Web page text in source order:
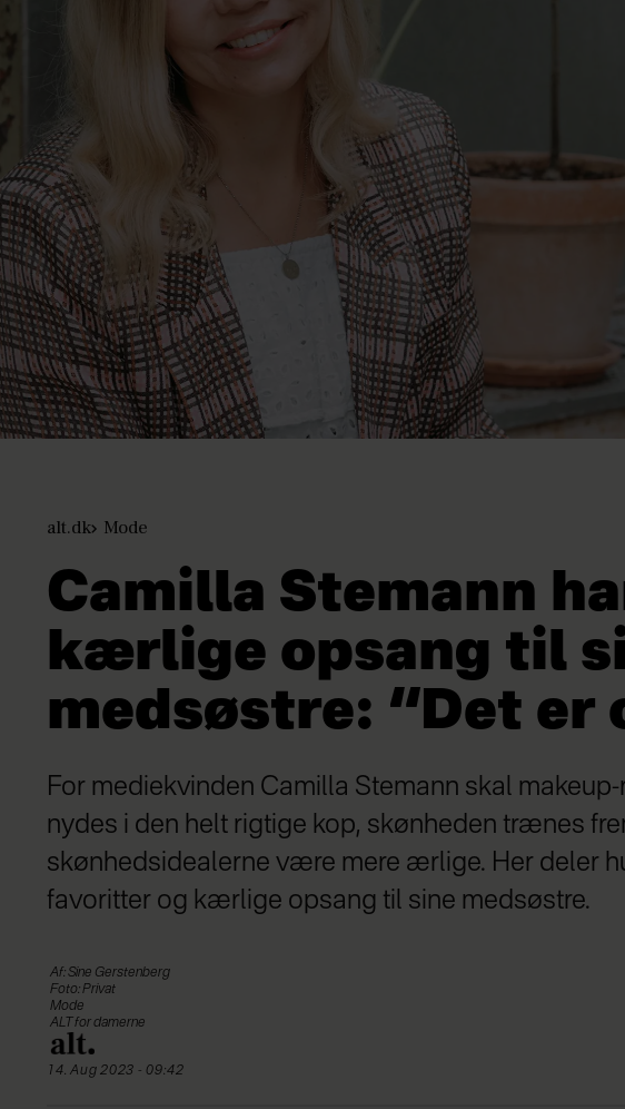
alt.dk Mode
Camilla Stemann
kærlige opsang til
medsøstre: “Det er
For mediekvinden Camilla Stemann skal
nydes i den helt rigtige kop, skønheden trænes
skønhedsidealerne være mere ærlige. Her deler
favoritter og kærlige opsang til sine medsøstre.
Af: Sine Gerstenberg
Foto: Privat
Mode
ALT for damerne
14. Aug 2023 - 09:42